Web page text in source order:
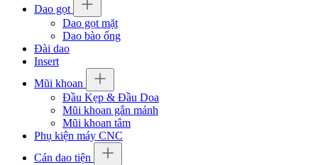
Dao gọt
Dao gọt mặt
Dao bào ống
Đài dao
Insert
Mũi khoan
Đầu Kẹp & Đầu Doa
Mũi khoan gắn mảnh
Mũi khoan tâm
Phụ kiện máy CNC
Cán dao tiện